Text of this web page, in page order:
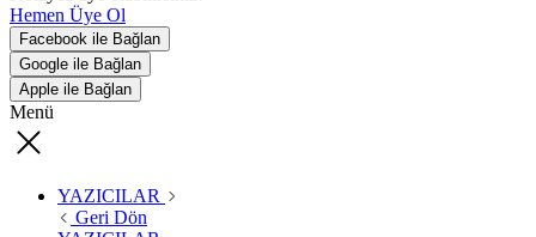
Hemen Üye Ol
Facebook ile Bağlan
Google ile Bağlan
Apple ile Bağlan
Menü
YAZICILAR
Geri Dön